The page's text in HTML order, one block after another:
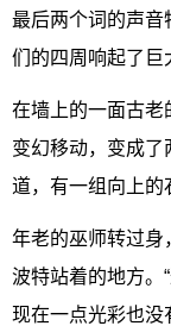
最后两个词的声音
们的四周响起了巨
在墙上的一面古老
变幻移动，变成了
道，有一组向上的
年老的巫师转过身
波特站着的地方。
现在一点光彩也没